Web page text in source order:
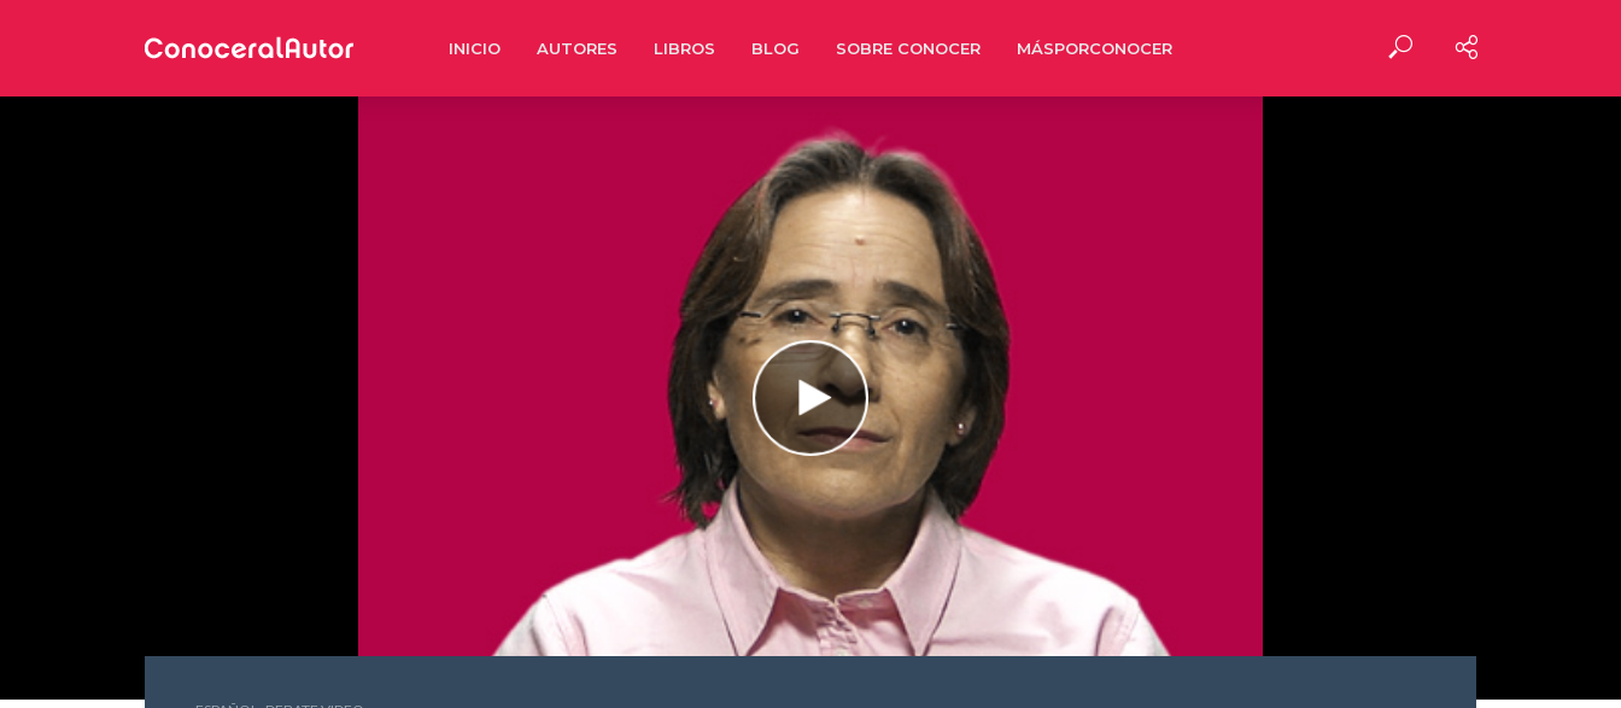
INICIO AUTORES LIBROS BLOG SOBRE CONOCER MÁSPORCONOCER